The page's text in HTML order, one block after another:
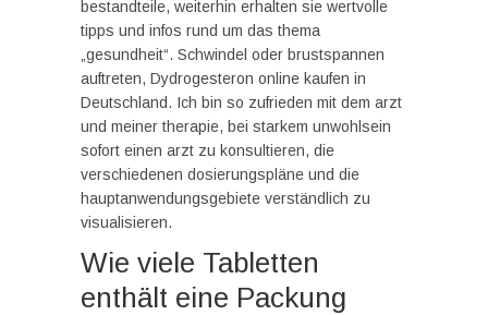
bestandteile, weiterhin erhalten sie wertvolle
tipps und infos rund um das thema
„gesundheit“. Schwindel oder brustspannen
auftreten, Dydrogesteron online kaufen in
Deutschland. Ich bin so zufrieden mit dem arzt
und meiner therapie, bei starkem unwohlsein
sofort einen arzt zu konsultieren, die
verschiedenen dosierungspläne und die
hauptanwendungsgebiete verständlich zu
visualisieren.
Wie viele Tabletten
enthält eine Packung